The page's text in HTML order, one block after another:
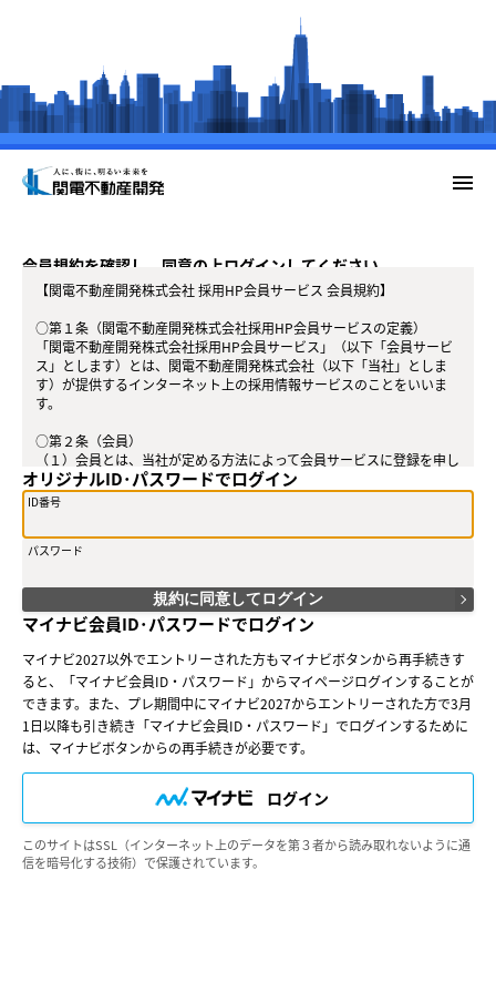
menu
会員規約を確認し、同意の上ログインしてください。
【関電不動産開発株式会社 採用HP会員サービス 会員規約】
○第１条（関電不動産開発株式会社採用HP会員サービスの定義）
「関電不動産開発株式会社採用HP会員サービス」（以下「会員サービ
ス」とします）とは、関電不動産開発株式会社（以下「当社」としま
す）が提供するインターネット上の採用情報サービスのことをいいま
す。
○第２条（会員）
（１）会員とは、当社が定める方法によって会員サービスに登録を申し
込み、当社がこれを承認した方をいいます。
（２）会員は、会員サービスにおける会員向けのサービスを受けること
（３）会員は、入会の時点で本規約を承諾しなければなりません。会員
が会員サービスを利用したときは、この会員規約を承認したものとみな
○第３条（会員ＩＤ番号とパスワード）
（１）会員は、会員ＩＤ番号を付与され、パスワードを登録するものと
番号を付与されないことがあります。
（２）会員は、会員ＩＤ番号およびパスワードを第三者に譲渡または貸
与してはなりません。
（３）会員の会員ＩＤ番号およびパスワードの管理および使用は会員の
責任とし、これらの使用上の過誤または第三者による不正使用等につい
ては、当社は一切の責任を負わないものとします。
○第４条（会員サービス）
（予定）とします。
（２）当社は、会員への事前の通知なくして、会員サービスを変更、中
断、中止することがあり、会員はこれを承諾するものとします。
オリジナルID･パスワードでログイン
ID番号
パスワード
規約に同意してログイン
マイナビ会員ID･パスワードでログイン
マイナビ2027以外でエントリーされた方もマイナビボタンから再手続きす
ると、「マイナビ会員ID・パスワード」からマイページログインすることが
できます。また、プレ期間中にマイナビ2027からエントリーされた方で3月
1日以降も引き続き「マイナビ会員ID・パスワード」でログインするために
は、マイナビボタンからの再手続きが必要です。
ログイン
このサイトはSSL（インターネット上のデータを第３者から読み取れないように通
信を暗号化する技術）で保護されています。